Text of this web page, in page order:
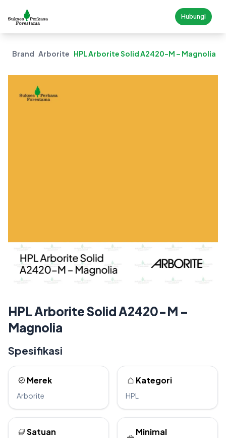
Hubungi
Brand Arborite HPL Arborite Solid A2420-M – Magnolia
HPL Arborite Solid A2420-M –
Magnolia
Spesifikasi
Merek
Arborite
Kategori
HPL
Satuan
Minimal